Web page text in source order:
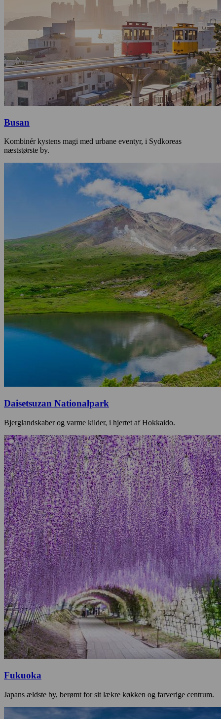
Busan
Kombinér kystens magi med urbane eventyr, i Sydkoreas
næststørste by.
Daisetsuzan Nationalpark
Bjerglandskaber og varme kilder, i hjertet af Hokkaido.
Fukuoka
Japans ældste by, berømt for sit lækre køkken og farverige centrum.